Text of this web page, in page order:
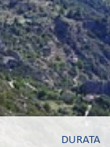
DURATA